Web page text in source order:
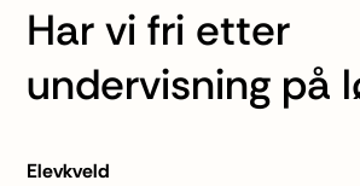
Har vi fri etter
undervisning på
Elevkveld